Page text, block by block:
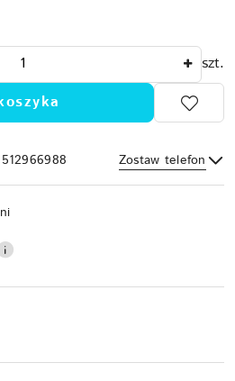
szt.
Zostaw telefon
Wyślij